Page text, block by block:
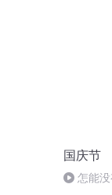
国庆节
怎能